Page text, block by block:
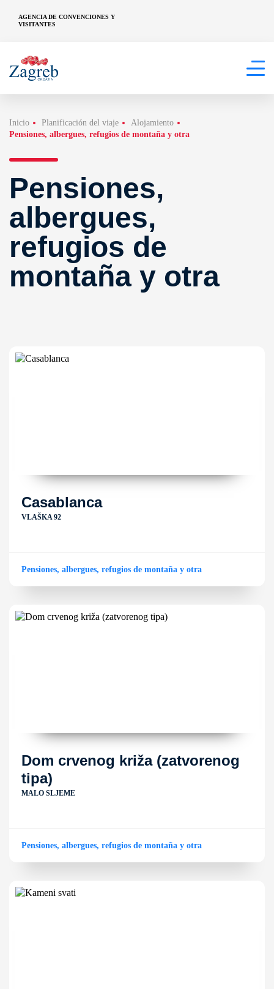
AGENCIA DE CONVENCIONES Y
VISITANTES
Inicio Planificación del viaje
Alojamiento
Pensiones, albergues, refugios de montaña y otra
Pensiones,
albergues,
refugios de
montaña y otra
Casablanca
VLAŠKA 92
Pensiones, albergues, refugios de montaña y otra
Dom crvenog križa (zatvorenog
tipa)
MALO SLJEME
Pensiones, albergues, refugios de montaña y otra